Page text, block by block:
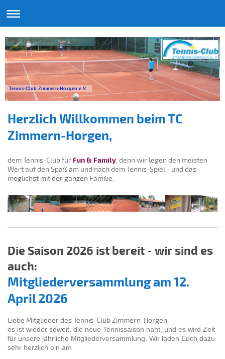
Tennis-Club Zimmern-Horgen e.V.
Herzlich Willkommen beim TC
Zimmern-Horgen,
dem Tennis-Club für Fun & Family, denn wir legen den meisten
Wert auf den Spaß am und nach dem Tennis-Spiel - und das
möglichst mit der ganzen Familie.
Die Saison 2026 ist bereit - wir sind es
auch:
Mitgliederversammlung am 12.
April 2026
Liebe Mitglieder des Tennis-Club Zimmern-Horgen,
es ist wieder soweit, die neue Tennissaison naht, und es wird Zeit
für unsere jährliche Mitgliederversammlung. Wir laden Euch dazu
sehr herzlich ein am